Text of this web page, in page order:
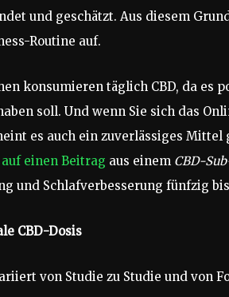
und geschätzt. Aus diesem
Routine auf.
konsumieren täglich CBD, da es
soll. Und wenn Sie sich das
es auch ein zuverlässiges
einen Beitrag aus einem CBD-
und Schlafverbesserung fünfzig
CBD-Dosis
von Studie zu Studie und von